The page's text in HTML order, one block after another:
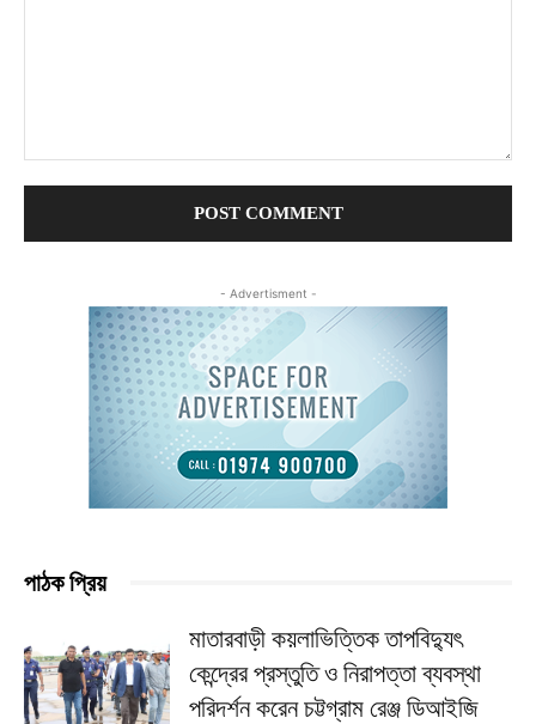
- Advertisment -
পাঠক প্রিয়
মাতারবাড়ী কয়লাভিত্তিক তাপবিদ্যুৎ
কেন্দ্রের প্রস্তুতি ও নিরাপত্তা ব্যবস্থা
পরিদর্শন করেন চট্টগ্রাম রেঞ্জ ডিআইজি